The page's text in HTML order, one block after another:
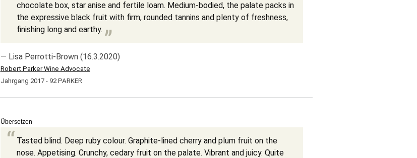
chocolate box, star anise and fertile loam. Medium-bodied, the palate packs in
the expressive black fruit with firm, rounded tannins and plenty of freshness,
finishing long and earthy.
— Lisa Perrotti-Brown (16.3.2020)
Robert Parker Wine Advocate
Jahrgang 2017 - 92 PARKER
Übersetzen
Tasted blind. Deep ruby colour. Graphite-lined cherry and plum fruit on the
nose. Appetising. Crunchy, cedary fruit on the palate. Vibrant and juicy. Quite